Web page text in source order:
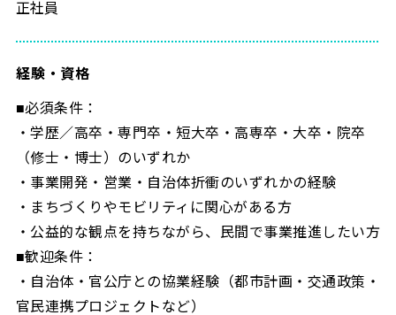
正社員
経験・資格
■必須条件：
・学歴／高卒・専門卒・短大卒・高専卒・大卒・院卒
（修士・博士）のいずれか
・事業開発・営業・自治体折衝のいずれかの経験
・まちづくりやモビリティに関心がある方
・公益的な観点を持ちながら、民間で事業推進したい方
■歓迎条件：
・自治体・官公庁との協業経験（都市計画・交通政策・
官民連携プロジェクトなど）